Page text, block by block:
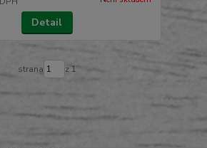
Detail
strana z 1